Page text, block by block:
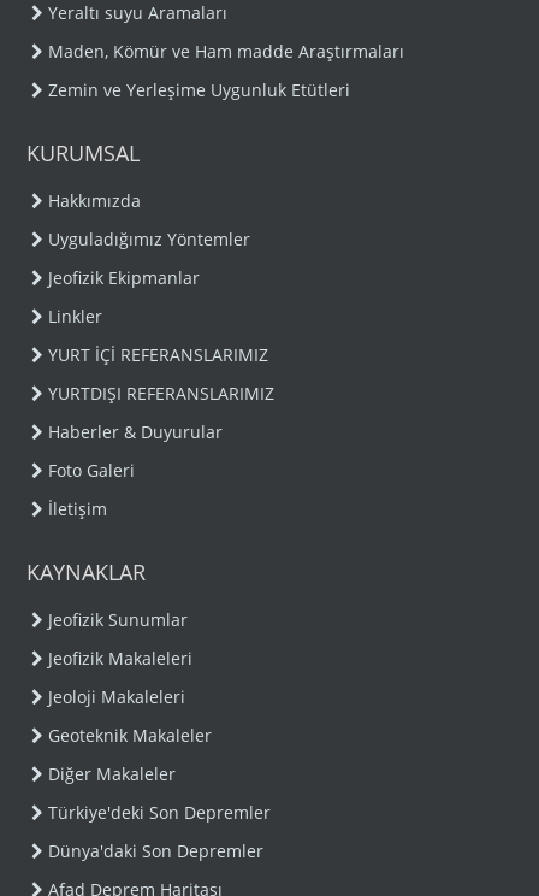
Yeraltı suyu Aramaları
Maden, Kömür ve Ham madde Araştırmaları
Zemin ve Yerleşime Uygunluk Etütleri
KURUMSAL
Hakkımızda
Uyguladığımız Yöntemler
Jeofizik Ekipmanlar
Linkler
YURT İÇİ REFERANSLARIMIZ
YURTDIŞI REFERANSLARIMIZ
Haberler & Duyurular
Foto Galeri
İletişim
KAYNAKLAR
Jeofizik Sunumlar
Jeofizik Makaleleri
Jeoloji Makaleleri
Geoteknik Makaleler
Diğer Makaleler
Türkiye'deki Son Depremler
Dünya'daki Son Depremler
Afad Deprem Haritası